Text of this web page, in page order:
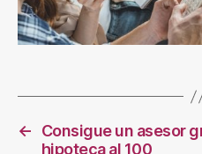
←
Consigue un asesor
hipoteca al 100